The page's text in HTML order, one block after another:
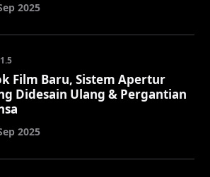
2025
Film Baru, Sistem Apertur
Didesain Ulang & Pergantian
2025